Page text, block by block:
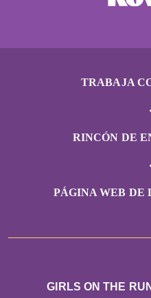
TRABAJA
RINCÓN DE
PÁGINA WEB DE
GIRLS ON THE